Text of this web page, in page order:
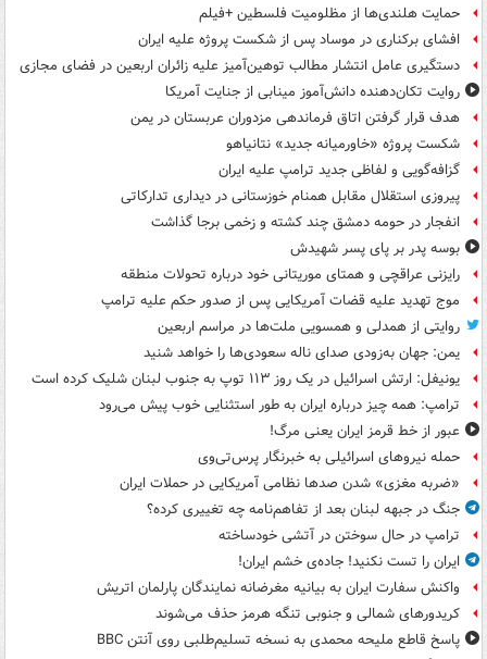
حمایت هلندی‌ها از مظلومیت فلسطین +فیلم
افشای برکناری در موساد پس از شکست پروژه علیه ایران
دستگیری عامل انتشار مطالب توهین‌آمیز علیه زائران اربعین در فضای مجازی
روایت تکان‌دهنده دانش‌آموز مینابی از جنایت آمریکا
هدف قرار گرفتن اتاق‌ فرماندهی مزدوران عربستان در یمن
شکست پروژه «خاورمیانه جدید» نتانیاهو
گزافه‌گویی و لفاظی جدید ترامپ علیه ایران
پیروزی استقلال مقابل همنام خوزستانی در دیداری تدارکاتی
انفجار در حومه دمشق چند کشته و زخمی برجا گذاشت
بوسه‌ پدر بر پای پسر شهیدش
رایزنی عراقچی و همتای موریتانی خود درباره تحولات منطقه
موج تهدید علیه قضات آمریکایی پس از صدور حکم علیه ترامپ
روایتی از همدلی و همسویی ملت‌ها در مراسم اربعین
یمن: جهان به‌زودی صدای ناله سعودی‌ها را خواهد شنید
یونیفل: ارتش اسرائیل در یک روز ۱۱۳ توپ به جنوب لبنان شلیک کرده است
ترامپ: همه چیز درباره ایران به طور استثنایی خوب پیش می‌رود
عبور از خط قرمز ایران یعنی مرگ!
حمله نیروهای اسرائیلی به خبرنگار پرس‌تی‌وی
«ضربه مغزی» شدن صدها نظامی آمریکایی در حملات ایران
جنگ در جبهه لبنان بعد از تفاهم‌نامه چه تغییری کرده؟
ترامپ در حال سوختن در آتشی خودساخته
ایران را تست نکنید! جاده‌ی خشم ایران!
واکنش سفارت ایران به بیانیه مغرضانه نمایندگان پارلمان اتریش
کریدورهای شمالی و جنوبی تنگه هرمز حذف می‌شوند
پاسخ قاطع ملیحه محمدی به نسخه تسلیم‌طلبی روی آنتن BBC